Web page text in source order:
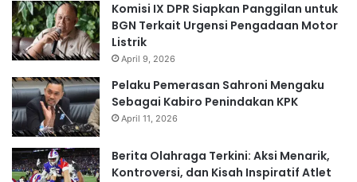
Komisi IX DPR Siapkan Panggilan untuk
BGN Terkait Urgensi Pengadaan Motor
Listrik
April 9, 2026
Pelaku Pemerasan Sahroni Mengaku
Sebagai Kabiro Penindakan KPK
April 11, 2026
Berita Olahraga Terkini: Aksi Menarik,
Kontroversi, dan Kisah Inspiratif Atlet